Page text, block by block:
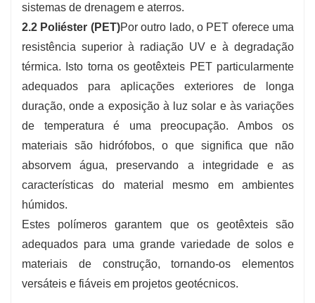
sistemas de drenagem e aterros.
2.2 Poliéster (PET)Por outro lado, o PET oferece uma
resistência superior à radiação UV e à degradação
térmica. Isto torna os geotêxteis PET particularmente
adequados para aplicações exteriores de longa
duração, onde a exposição à luz solar e às variações
de temperatura é uma preocupação. Ambos os
materiais são hidrófobos, o que significa que não
absorvem água, preservando a integridade e as
características do material mesmo em ambientes
húmidos.
Estes polímeros garantem que os geotêxteis são
adequados para uma grande variedade de solos e
materiais de construção, tornando-os elementos
versáteis e fiáveis ​​em projetos geotécnicos.